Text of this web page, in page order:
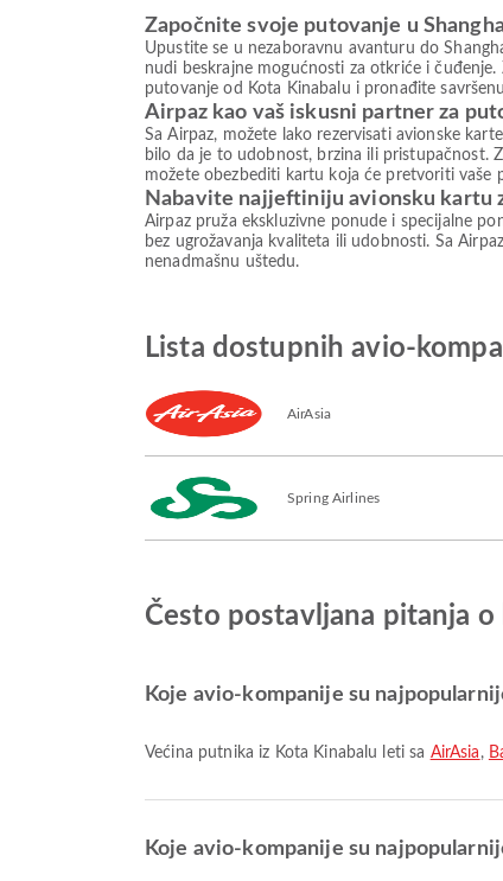
Započnite svoje putovanje u
Upustite se u nezaboravnu avanturu do
nudi beskrajne mogućnosti za otkriće i
putovanje od Kota Kinabalu i pronađite
Airpaz kao vaš iskusni partner za
Sa Airpaz, možete lako rezervisati avionske
bilo da je to udobnost, brzina ili pristupačnost.
možete obezbediti kartu koja će pretvoriti
Nabavite najjeftiniju avionsku kartu
Airpaz pruža ekskluzivne ponude i specijalne
bez ugrožavanja kvaliteta ili udobnosti. Sa
nenadmašnu uštedu.
Lista dostupnih avio-
AirAsia
Spring Airlines
Često postavljana pitanja
Koje avio-kompanije su
Većina putnika iz Kota Kinabalu leti sa AirAsia ,
Koje avio-kompanije su